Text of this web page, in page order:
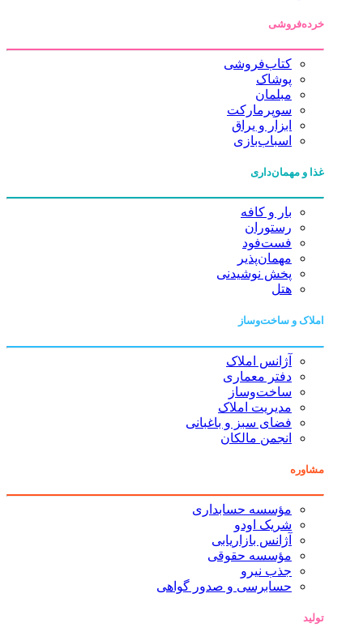
خرده‌فروشی
کتاب‌فروشی
پوشاک
مبلمان
سوپرمارکت
ابزار و یراق
اسباب‌بازی
غذا و مهمان‌داری
بار و کافه
رستوران
فست‌فود
مهمان‌پذیر
پخش نوشیدنی
هتل
املاک و ساخت‌وساز
آژانس املاک
دفتر معماری
ساخت‌وساز
مدیریت املاک
فضای سبز و باغبانی
انجمن مالکان
مشاوره
مؤسسه حسابداری
شریک اودو
آژانس بازاریابی
مؤسسه حقوقی
جذب نیرو
حسابرسی و صدور گواهی
تولید